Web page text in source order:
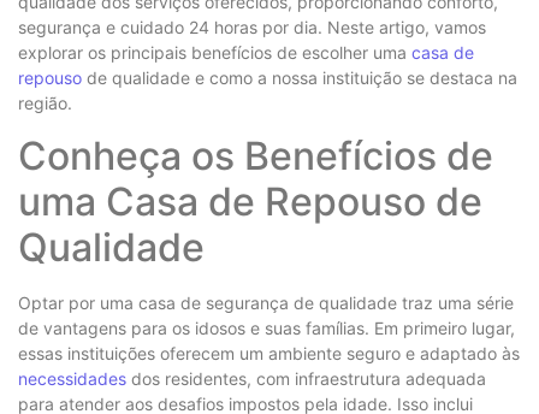
segurança e cuidado 24 horas por dia. Neste artigo, vamos
explorar os principais benefícios de escolher uma casa de
repouso de qualidade e como a nossa instituição se destaca na
região.
Conheça os Benefícios de
uma Casa de Repouso de
Qualidade
Optar por uma casa de segurança de qualidade traz uma série
de vantagens para os idosos e suas famílias. Em primeiro lugar,
essas instituições oferecem um ambiente seguro e adaptado às
necessidades dos residentes, com infraestrutura adequada
para atender aos desafios impostos pela idade. Isso inclui